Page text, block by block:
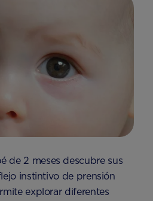
de 2 meses descubre sus
instintivo de prensión
explorar diferentes